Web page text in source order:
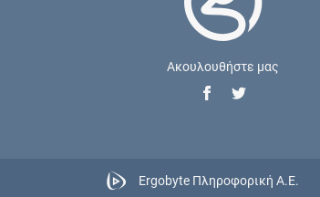
Ακουλουθήστε μας
Ergobyte Πληροφορική Α.Ε.